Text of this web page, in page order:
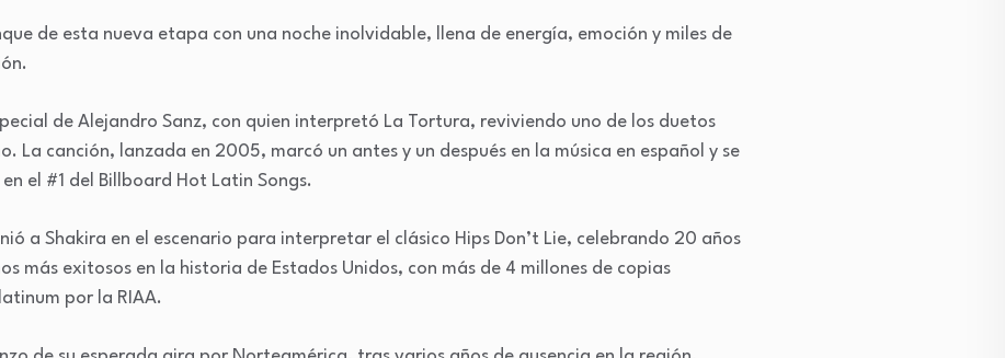
de esta nueva etapa con una noche inolvidable, llena de energía, emoción y miles de
de Alejandro Sanz, con quien interpretó La Tortura, reviviendo uno de los duetos
La canción, lanzada en 2005, marcó un antes y un después en la música en español y se
el #1 del Billboard Hot Latin Songs.
a Shakira en el escenario para interpretar el clásico Hips Don’t Lie, celebrando 20 años
más exitosos en la historia de Estados Unidos, con más de 4 millones de copias
por la RIAA.